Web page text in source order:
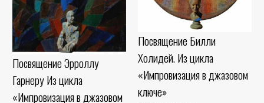
Посвящение Билли
Холидей. Из цикла
«Импровизация в джазовом
ключе»
Посвящение Эрроллу
Гарнеру Из цикла
«Импровизация в джазовом